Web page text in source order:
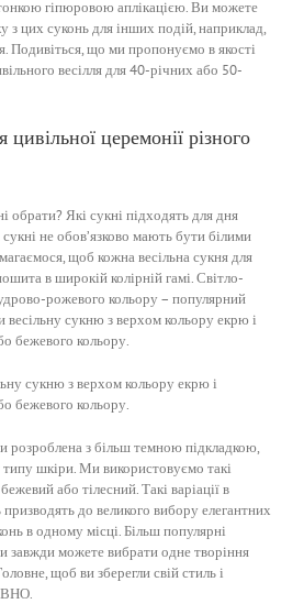
гіпюровою аплікацією. Ви можете
з цих суконь для інших подій, наприклад,
Подивіться, що ми пропонуємо в якості
весілля для 40-річних або 50-
цивільної церемонії різного
обрати? Які сукні підходять для дня
сукні не обов’язково мають бути білими
щоб кожна весільна сукня для
в широкій колірній гамі. Світло-
рожевого кольору – популярний
сукню з верхом кольору екрю і
бежевого кольору.
сукню з верхом кольору екрю і
бежевого кольору.
розроблена з більш темною підкладкою,
шкіри. Ми використовуємо такі
або тілесний. Такі варіації в
призводять до великого вибору елегантних
в одному місці. Більш популярні
завжди можете вибрати одне творіння
щоб ви зберегли свій стиль і